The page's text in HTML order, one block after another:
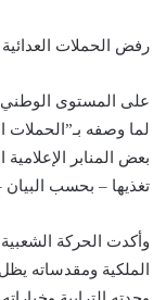
رفض الحملات
على المستوى الوطني
لما وصفه بـ”الحملات
بعض المنابر
تغذيها – بحسب
وأكدت الحركة
الملكية ومقدساته